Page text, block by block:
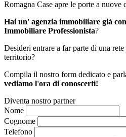
Romagna Case apre le porte a nuove
Hai un' agenzia immobiliare già
Immobiliare Professionista?
Desideri entrare a far parte di una
territorio?
Compila il nostro form dedicato e
vediamo l'ora di conoscerti!
Diventa nostro partner
Nome
Cognome
Telefono